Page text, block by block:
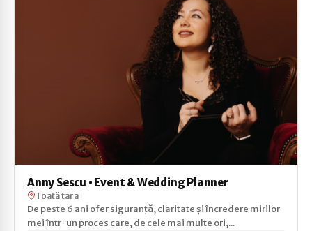
Anny Sescu • Event & Wedding Planner
Toată țara
De peste 6 ani ofer siguranță, claritate și încredere mirilor
mei într-un proces care, de cele mai multe ori,...